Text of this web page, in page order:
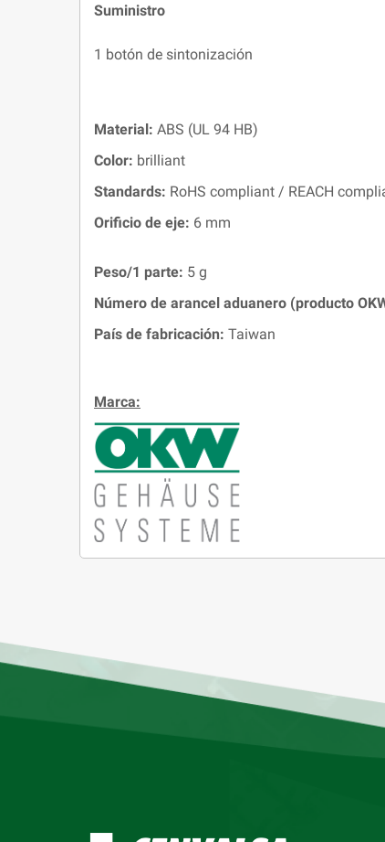
Suministro
1 botón de sintonización
Material: ABS (UL 94 HB)
Color: brilliant
Standards: RoHS compliant / REACH
Orificio de eje: 6 mm
Peso/1 parte: 5 g
Número de arancel aduanero (producto
País de fabricación: Taiwan
Marca: